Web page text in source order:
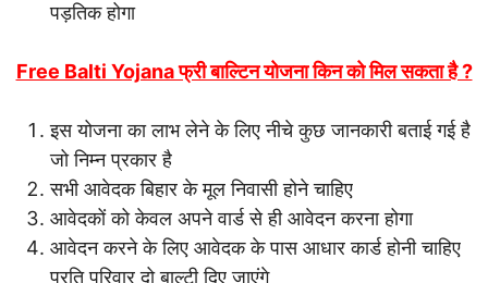
पड़तिक होगा
Free Balti Yojana फ्री बाल्टिन योजना किन को मिल सकता है ?
इस योजना का लाभ लेने के लिए नीचे कुछ जानकारी बताई गई है
जो निम्न प्रकार है
सभी आवेदक बिहार के मूल निवासी होने चाहिए
आवेदकों को केवल अपने वार्ड से ही आवेदन करना होगा
आवेदन करने के लिए आवेदक के पास आधार कार्ड होनी चाहिए
प्रति परिवार दो बाल्टी दिए जाएंगे